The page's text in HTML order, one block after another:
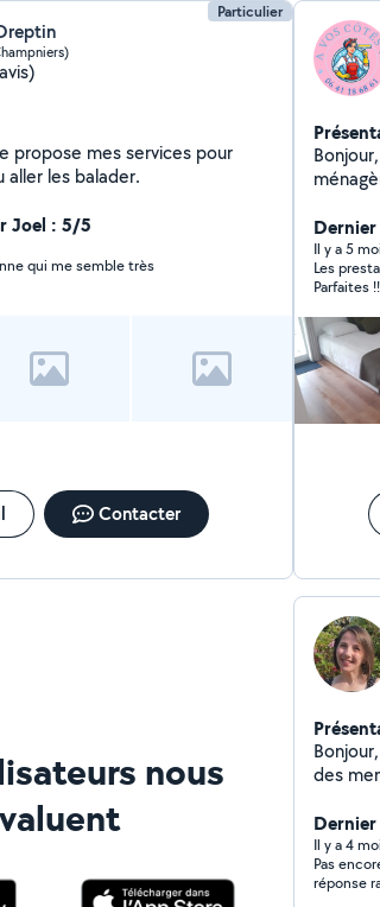
Particulier
propose mes services pour
aller les balader.
Joel : 5/5
qui me semble très
Contacter
ménagère. J'ai de l'expérience avec les
seront
50%.
CESU,
Il y a 5
Les
Parfaites
voudrai
nous
des
prolongées. Alimentation,
cage,
déjà
Il y a 4
Pas
réponse